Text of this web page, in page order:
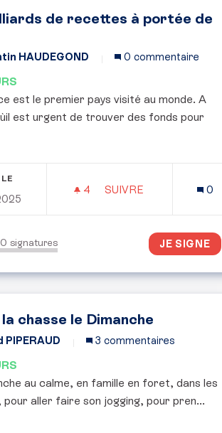
de recettes à portée de
HAUDEGOND 0 commentaire
est le premier pays visité au monde. A
est urgent de trouver des fonds pour
4 4 ABONNÉS
SUIVRE
2,5 MILLIARDS DE
0
signatures JE SIGNE
chasse le Dimanche
PIPERAUD 3 commentaires
au calme, en famille en foret, dans les
pour aller faire son jogging, pour pren...